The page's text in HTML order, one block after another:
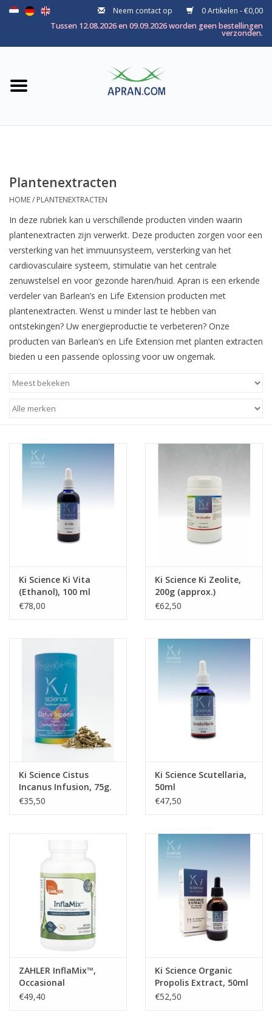
Neem contact op
0 Artikelen - €0,00
Tussen 12.08.2026 en 09.09.2026 worden geen bestellingen
verzonden.
Home
Categorie
Gezondheidsdoel
Plantenextracten
HOME/ PLANTENEXTRACTEN
In deze rubriek kan u verschillende producten vinden waarin
plantenextracten zijn verwerkt. Deze producten zorgen voor een
versterking van het immuunsysteem, versterking van het
cardiovasculaire systeem, stimulatie van het centrale
zenuwstelsel en voor gezonde haren/huid. Apran is een erkende
verdeler van Barlean’s en Life Extension producten met
plantenextracten. Wenst u minder last te hebben van
ontstekingen? Uw energieproductie te verbeteren? Onze
producten van Barlean’s en Life Extension met planten extracten
bieden u een passende oplossing voor uw ongemak.
Ki Science Ki Vita
(Ethanol), 100 ml
€78,00
Ki Science Ki Zeolite,
200g (approx.)
€62,50
Ki Science Cistus
Incanus Infusion, 75g.
€35,50
Ki Science Scutellaria,
50ml
€47,50
ZAHLER InflaMix™,
Occasional
Inflammation Support,
€49,40
Ki Science Organic
Propolis Extract, 50ml
€52,50